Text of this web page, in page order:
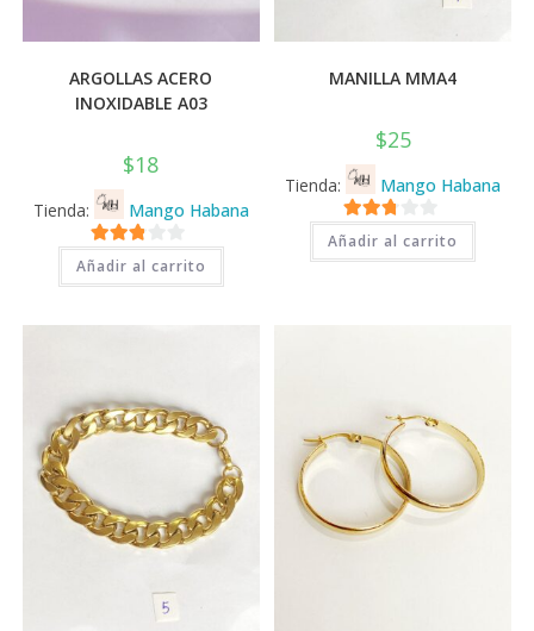
ARGOLLAS ACERO
INOXIDABLE A03
$18
Tienda: Mango Habana
2.71
de 5
Añadir al carrito
MANILLA MMA4
$25
Tienda: Mango Habana
2.71
de 5
Añadir al carrito